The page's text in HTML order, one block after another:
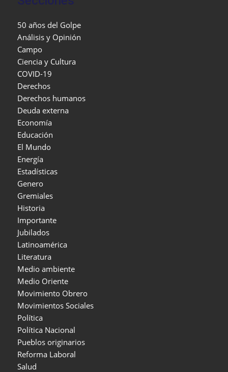
50 años del Golpe
Análisis y Opinión
Campo
Ciencia y Cultura
COVID-19
Derechos
Derechos humanos
Deuda externa
Economía
Educación
El Mundo
Energía
Estadísticas
Genero
Gremiales
Historia
Importante
Jubilados
Latinoamérica
Literatura
Medio ambiente
Medio Oriente
Movimiento Obrero
Movimientos Sociales
Política
Política Nacional
Pueblos originarios
Reforma Laboral
Salud